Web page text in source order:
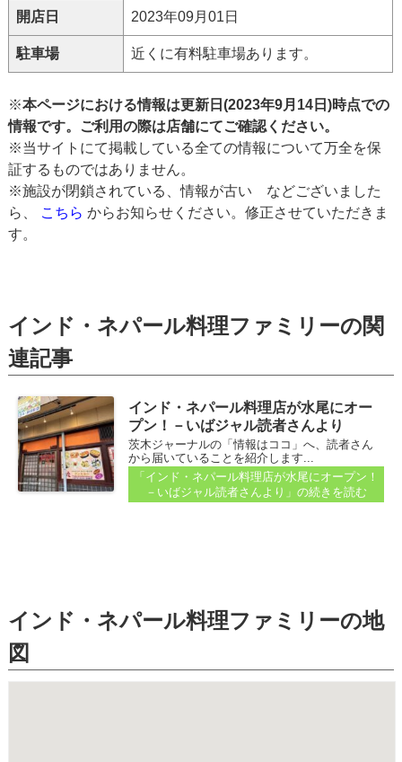
開店日 2023年09月01日
駐車場 近くに有料駐車場あります。
※本ページにおける情報は更新日(2023年9月14日)時点での
情報です。ご利用の際は店舗にてご確認ください。
※当サイトにて掲載している全ての情報について万全を保
証するものではありません。
※施設が閉鎖されている、情報が古い などございました
ら、 こちら からお知らせください。修正させていただきま
す。
インド・ネパール料理ファミリーの関
連記事
インド・ネパール料理店が水尾にオー
プン！－いばジャル読者さんより
茨木ジャーナルの「情報はココ」へ、読者さん
から届いていることを紹介します...
「インド・ネパール料理店が水尾にオープン！
－いばジャル読者さんより」 の続きを読む
インド・ネパール料理ファミリーの地
図